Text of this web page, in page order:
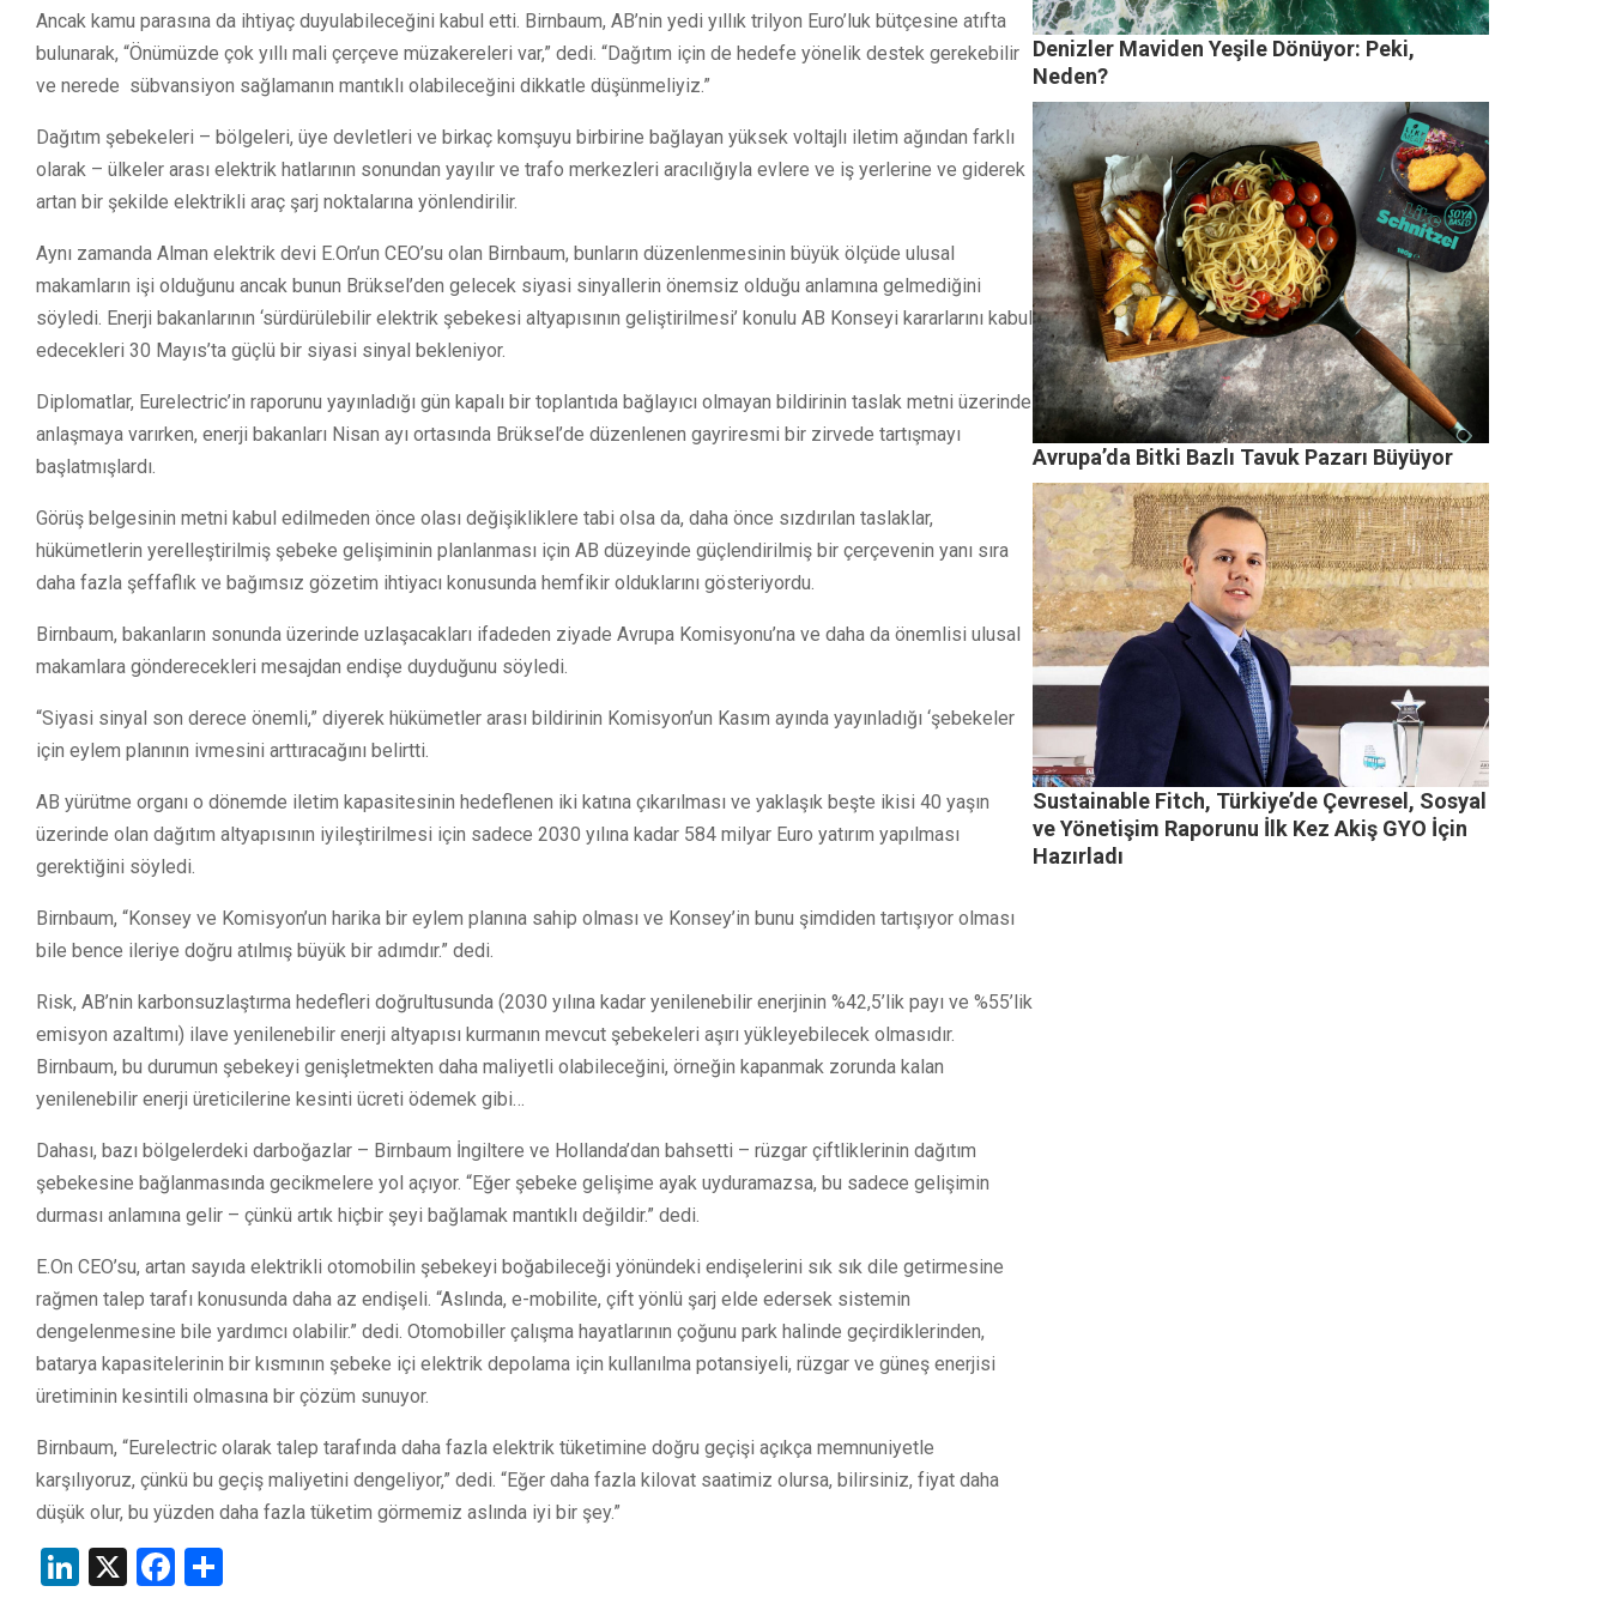
Ancak kamu parasına da ihtiyaç duyulabileceğini kabul etti. Birnbaum, AB’nin yedi yıllık trilyon Euro’luk bütçesine atıfta
bulunarak, “Önümüzde çok yıllı mali çerçeve müzakereleri var,” dedi. “Dağıtım için de hedefe yönelik destek gerekebilir
ve nerede sübvansiyon sağlamanın mantıklı olabileceğini dikkatle düşünmeliyiz.”
Dağıtım şebekeleri – bölgeleri, üye devletleri ve birkaç komşuyu birbirine bağlayan yüksek voltajlı iletim ağından farklı
olarak – ülkeler arası elektrik hatlarının sonundan yayılır ve trafo merkezleri aracılığıyla evlere ve iş yerlerine ve giderek
artan bir şekilde elektrikli araç şarj noktalarına yönlendirilir.
Aynı zamanda Alman elektrik devi E.On’un CEO’su olan Birnbaum, bunların düzenlenmesinin büyük ölçüde ulusal
makamların işi olduğunu ancak bunun Brüksel’den gelecek siyasi sinyallerin önemsiz olduğu anlamına gelmediğini
söyledi. Enerji bakanlarının ‘sürdürülebilir elektrik şebekesi altyapısının geliştirilmesi’ konulu AB Konseyi kararlarını kabul
edecekleri 30 Mayıs’ta güçlü bir siyasi sinyal bekleniyor.
Diplomatlar, Eurelectric’in raporunu yayınladığı gün kapalı bir toplantıda bağlayıcı olmayan bildirinin taslak metni üzerinde
anlaşmaya varırken, enerji bakanları Nisan ayı ortasında Brüksel’de düzenlenen gayriresmi bir zirvede tartışmayı
başlatmışlardı.
Görüş belgesinin metni kabul edilmeden önce olası değişikliklere tabi olsa da, daha önce sızdırılan taslaklar,
hükümetlerin yerelleştirilmiş şebeke gelişiminin planlanması için AB düzeyinde güçlendirilmiş bir çerçevenin yanı sıra
daha fazla şeffaflık ve bağımsız gözetim ihtiyacı konusunda hemfikir olduklarını gösteriyordu.
Birnbaum, bakanların sonunda üzerinde uzlaşacakları ifadeden ziyade Avrupa Komisyonu’na ve daha da önemlisi ulusal
makamlara gönderecekleri mesajdan endişe duyduğunu söyledi.
“Siyasi sinyal son derece önemli,” diyerek hükümetler arası bildirinin Komisyon’un Kasım ayında yayınladığı ‘şebekeler
için eylem planının ivmesini arttıracağını belirtti.
AB yürütme organı o dönemde iletim kapasitesinin hedeflenen iki katına çıkarılması ve yaklaşık beşte ikisi 40 yaşın
üzerinde olan dağıtım altyapısının iyileştirilmesi için sadece 2030 yılına kadar 584 milyar Euro yatırım yapılması
gerektiğini söyledi.
Birnbaum, “Konsey ve Komisyon’un harika bir eylem planına sahip olması ve Konsey’in bunu şimdiden tartışıyor olması
bile bence ileriye doğru atılmış büyük bir adımdır.” dedi.
Risk, AB’nin karbonsuzlaştırma hedefleri doğrultusunda (2030 yılına kadar yenilenebilir enerjinin %42,5’lik payı ve %55’lik
emisyon azaltımı) ilave yenilenebilir enerji altyapısı kurmanın mevcut şebekeleri aşırı yükleyebilecek olmasıdır.
Birnbaum, bu durumun şebekeyi genişletmekten daha maliyetli olabileceğini, örneğin kapanmak zorunda kalan
yenilenebilir enerji üreticilerine kesinti ücreti ödemek gibi…
Dahası, bazı bölgelerdeki darboğazlar – Birnbaum İngiltere ve Hollanda’dan bahsetti – rüzgar çiftliklerinin dağıtım
şebekesine bağlanmasında gecikmelere yol açıyor. “Eğer şebeke gelişime ayak uyduramazsa, bu sadece gelişimin
durması anlamına gelir – çünkü artık hiçbir şeyi bağlamak mantıklı değildir.” dedi.
E.On CEO’su, artan sayıda elektrikli otomobilin şebekeyi boğabileceği yönündeki endişelerini sık sık dile getirmesine
rağmen talep tarafı konusunda daha az endişeli. “Aslında, e-mobilite, çift yönlü şarj elde edersek sistemin
dengelenmesine bile yardımcı olabilir.” dedi. Otomobiller çalışma hayatlarının çoğunu park halinde geçirdiklerinden,
batarya kapasitelerinin bir kısmının şebeke içi elektrik depolama için kullanılma potansiyeli, rüzgar ve güneş enerjisi
üretiminin kesintili olmasına bir çözüm sunuyor.
Birnbaum, “Eurelectric olarak talep tarafında daha fazla elektrik tüketimine doğru geçişi açıkça memnuniyetle
karşılıyoruz, çünkü bu geçiş maliyetini dengeliyor,” dedi. “Eğer daha fazla kilovat saatimiz olursa, bilirsiniz, fiyat daha
düşük olur, bu yüzden daha fazla tüketim görmemiz aslında iyi bir şey.”
LinkedIn
X Facebook
Denizler Maviden Yeşile Dönüyor: Peki,
Neden?
Avrupa’da Bitki Bazlı Tavuk Pazarı Büyüyor
Sustainable Fitch, Türkiye’de Çevresel, Sosyal
ve Yönetişim Raporunu İlk Kez Akiş GYO İçin
Hazırladı